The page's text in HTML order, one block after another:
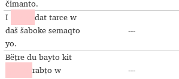
čimanto.
I
dat tarce w
daš šaboke semaqto
yo.
---
Bëṯre du bayto kit
rabṯo w
---